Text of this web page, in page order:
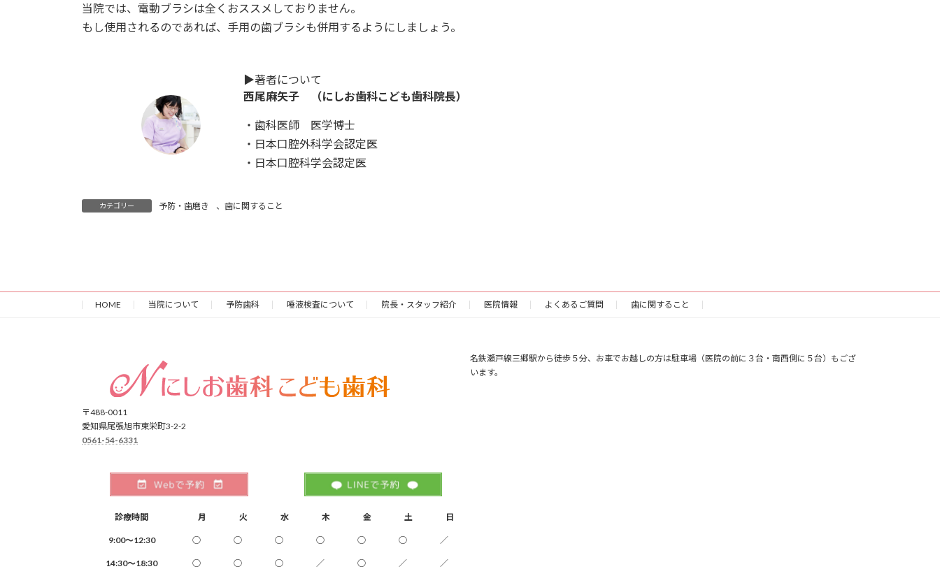
当院では、電動ブラシは全くおススメしておりません。
もし使用されるのであれば、手用の歯ブラシも併用するようにしましょう。
▶︎著者について
西尾麻矢子 （にしお歯科こども歯科院長）
・歯科医師 医学博士
・日本口腔外科学会認定医
・日本口腔科学会認定医
カテゴリー 予防・歯磨き 、 歯に関すること
HOME 当院について 予防歯科 唾液検査について 院長・スタッフ紹介 医院情報 よくあるご質問 歯に関すること
〒488-0011
愛知県尾張旭市東栄町3-2-2
0561-54-6331
診療時間 月 火 水 木 金 土 日
9:00～12:30 ○ ○ ○ ○ ○ ○ ／
14:30～18:30 ○ ○ ○ ／ ○ ／ ／
名鉄瀬戸線三郷駅から徒歩５分、お車でお越しの方は駐車場（医院の前に３台・南西側に５台）もござ
います。